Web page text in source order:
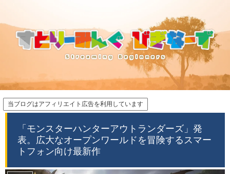
当ブログはアフィリエイト広告を利用しています
「モンスターハンターアウトランダーズ」発
表。広大なオープンワールドを冒険するスマー
トフォン向け最新作